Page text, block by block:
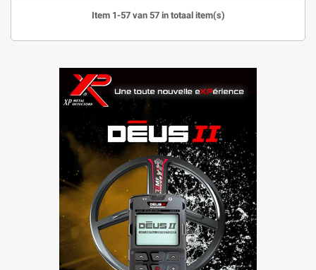
Item 1-57 van 57 in totaal item(s)